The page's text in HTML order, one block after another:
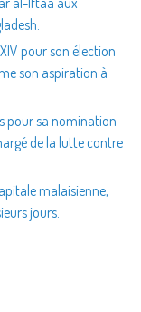
pour son élection
son aspiration à
pour sa nomination
de la lutte contre
malaisienne,
jours.